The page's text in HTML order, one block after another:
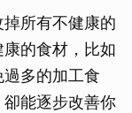
所有不健康的
的食材，比如
多的加工食
能逐步改善你